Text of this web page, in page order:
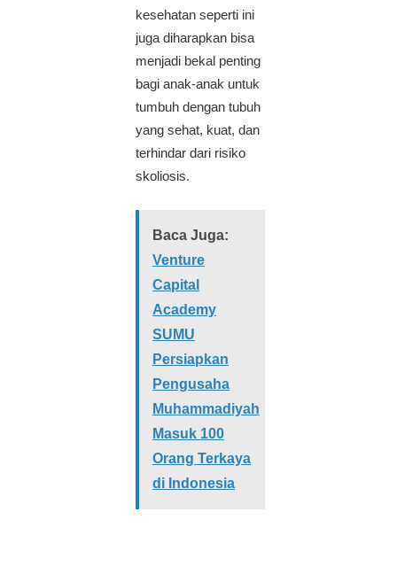
kesehatan seperti ini
juga diharapkan bisa
menjadi bekal penting
bagi anak-anak untuk
tumbuh dengan tubuh
yang sehat, kuat, dan
terhindar dari risiko
skoliosis.
Baca Juga:
Venture
Capital
Academy
SUMU
Persiapkan
Pengusaha
Muhammadiyah
Masuk 100
Orang Terkaya
di Indonesia